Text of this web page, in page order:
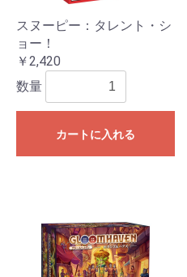
スヌーピー：タレント・シ
ョー！
￥2,420
数量
カートに入れる